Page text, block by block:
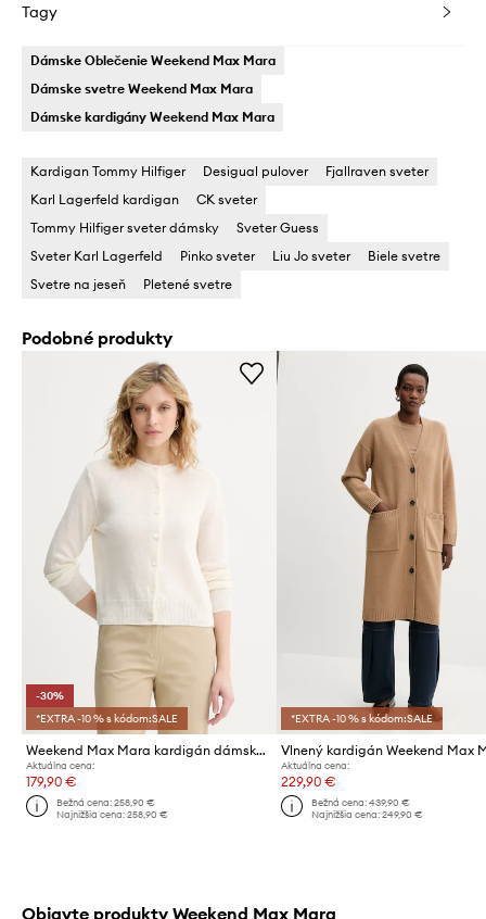
Tagy
Dámske Oblečenie Weekend Max Mara
Dámske svetre Weekend Max Mara
Dámske kardigány Weekend Max Mara
Kardigan Tommy Hilfiger Desigual pulover
Fjallraven sveter
Karl Lagerfeld kardigan
CK sveter
Tommy Hilfiger sveter dámsky
Sveter Guess
Sveter Karl Lagerfeld
Pinko sveter Liu Jo sveter
Biele svetre
Svetre na jeseň
Pletené svetre
Podobné produkty
-30%
*EXTRA -10 % s kódom:SALE
Weekend Max Mara kardigán dámsky ľanový BADIA
Aktuálna cena:
179,90 €
Bežná cena:258,90 €
Najnižšia cena:258,90 €
*EXTRA -10 % s kódom:SALE
Aktuálna cena:
229,90 €
Bežná cena: 439,90 €
Najnižšia cena: 249,90 €
Objavte produkty Weekend Max Mara